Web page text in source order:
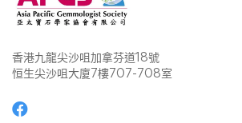
香港九龍尖沙咀加拿芬道18號
恒生尖沙咀大廈7樓707-708室